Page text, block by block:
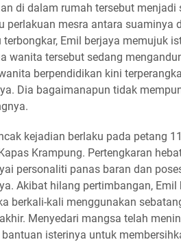
di dalam rumah tersebut menjadi
perlakuan mesra antara suaminya
terbongkar, Emil berjaya memujuk
wanita tersebut sedang
berpendidikan kini
Dia bagaimanapun tidak
kejadian berlaku pada petang
Krampung. Pertengkaran
personaliti panas baran dan
Akibat hilang pertimbangan,
berkali-kali menggunakan
Menyedari mangsa telah
isterinya untuk